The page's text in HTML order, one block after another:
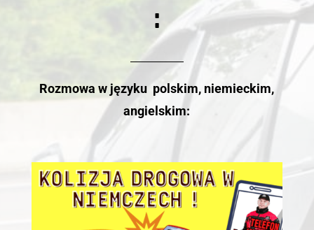
:
Rozmowa w języku polskim, niemieckim,
angielskim: